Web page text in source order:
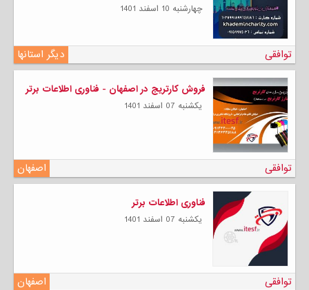
چهارشنبه 10 اسفند 1401
دیگر استانها توافقی
فروش کارتریج در اصفهان - فناوری اطلاعات برتر
يكشنبه 07 اسفند 1401
اصفهان توافقی
فناوری اطلاعات برتر
يكشنبه 07 اسفند 1401
اصفهان توافقی